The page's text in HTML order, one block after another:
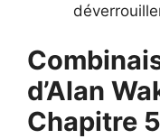
d’Alan
Chapitre 5